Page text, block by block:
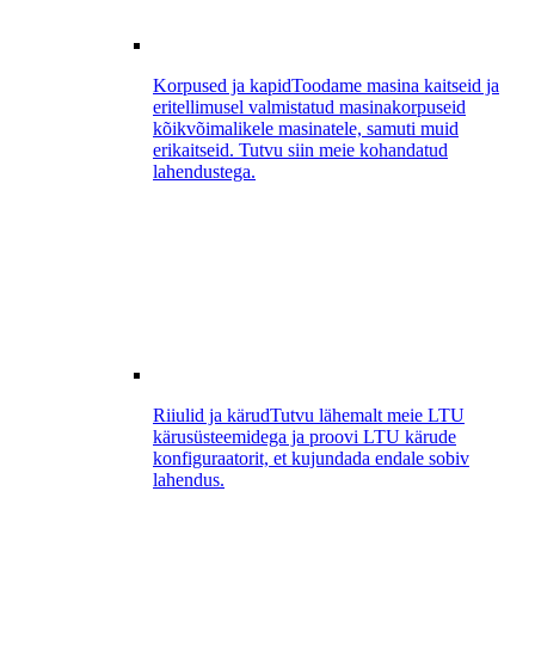
Korpused ja kapidToodame masina kaitseid ja
eritellimusel valmistatud masinakorpuseid
kõikvõimalikele masinatele, samuti muid
erikaitseid. Tutvu siin meie kohandatud
lahendustega.
Riiulid ja kärudTutvu lähemalt meie LTU
kärusüsteemidega ja proovi LTU kärude
konfiguraatorit, et kujundada endale sobiv
lahendus.